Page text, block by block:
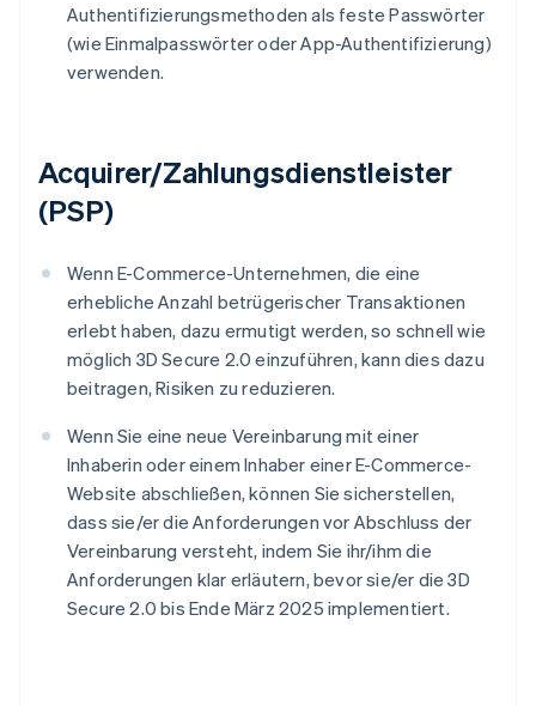
Authentifizierungsmethoden als feste Passwörter
(wie Einmalpasswörter oder App-Authentifizierung)
verwenden.
Acquirer/Zahlungsdienstleister
(PSP)
Wenn E-Commerce-Unternehmen, die eine
erhebliche Anzahl betrügerischer Transaktionen
erlebt haben, dazu ermutigt werden, so schnell wie
möglich 3D Secure 2.0 einzuführen, kann dies dazu
beitragen, Risiken zu reduzieren.
Wenn Sie eine neue Vereinbarung mit einer
Inhaberin oder einem Inhaber einer E-Commerce-
Website abschließen, können Sie sicherstellen,
dass sie/er die Anforderungen vor Abschluss der
Vereinbarung versteht, indem Sie ihr/ihm die
Anforderungen klar erläutern, bevor sie/er die 3D
Secure 2.0 bis Ende März 2025 implementiert.